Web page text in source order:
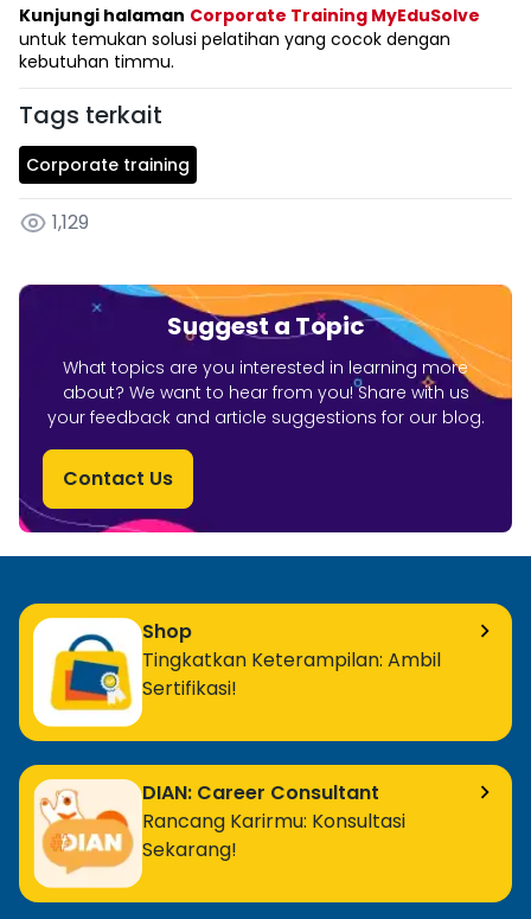
Kunjungi halaman Corporate Training MyEduSolve
untuk temukan solusi pelatihan yang cocok dengan
kebutuhan timmu.
Tags terkait
Corporate training
1,129
Suggest a Topic
What topics are you interested in learning more
about? We want to hear from you! Share with us
your feedback and article suggestions for our blog.
Contact Us
Shop
Tingkatkan Keterampilan: Ambil
Sertifikasi!
DIAN: Career Consultant
Rancang Karirmu: Konsultasi
Sekarang!